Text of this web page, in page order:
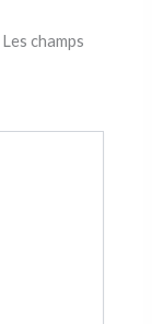
Les champs